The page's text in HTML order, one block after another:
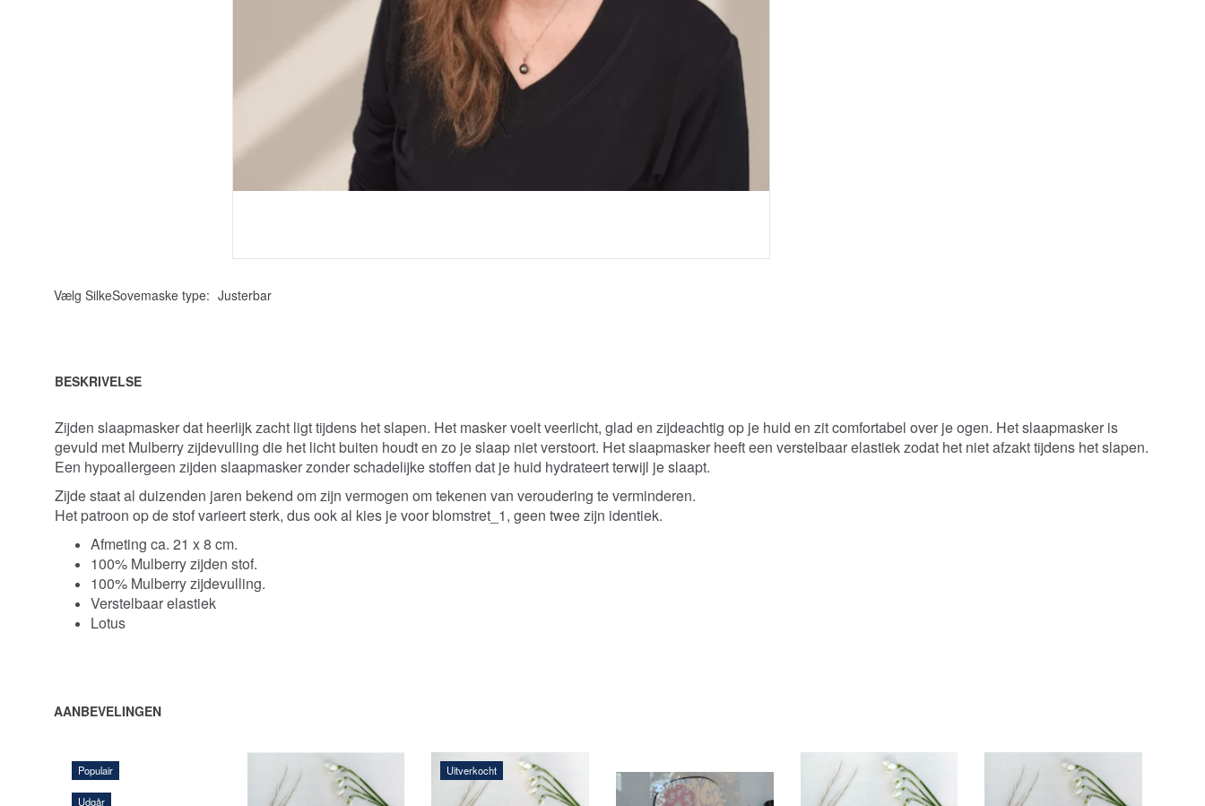
Vælg SilkeSovemaske type: Justerbar
BESKRIVELSE
Zijden slaapmasker dat heerlijk zacht ligt tijdens het slapen. Het masker voelt veerlicht, glad en zijdeachtig op je huid en zit comfortabel over je ogen. Het slaapmasker is
gevuld met Mulberry zijdevulling die het licht buiten houdt en zo je slaap niet verstoort. Het slaapmasker heeft een verstelbaar elastiek zodat het niet afzakt tijdens het slapen.
Een hypoallergeen zijden slaapmasker zonder schadelijke stoffen dat je huid hydrateert terwijl je slaapt.
Zijde staat al duizenden jaren bekend om zijn vermogen om tekenen van veroudering te verminderen.
Het patroon op de stof varieert sterk, dus ook al kies je voor blomstret_1, geen twee zijn identiek.
Afmeting ca. 21 x 8 cm.
100% Mulberry zijden stof.
100% Mulberry zijdevulling.
Verstelbaar elastiek
Lotus
AANBEVELINGEN
Populair
Udgår
Uitverkocht